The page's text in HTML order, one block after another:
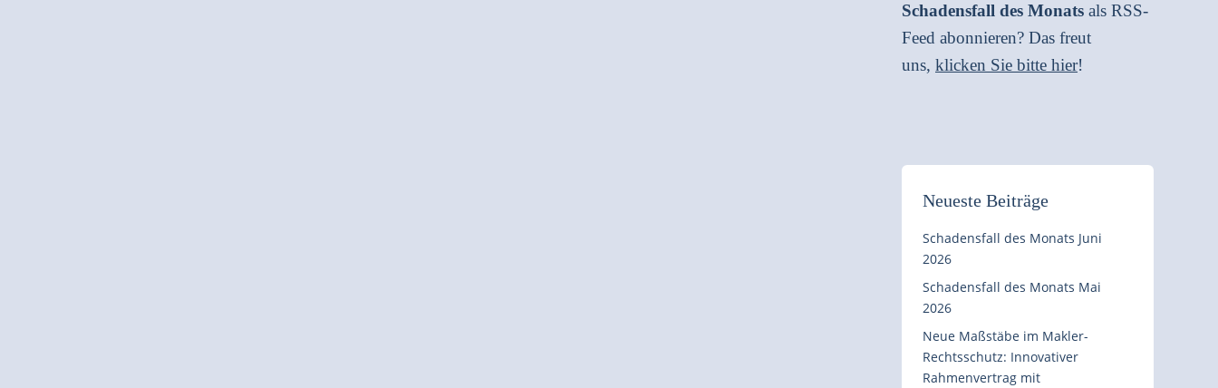
Schadensfall des Monats als RSS-
Feed abonnieren? Das freut
uns, klicken Sie bitte hier!
Neueste Beiträge
Schadensfall des Monats Juni
2026
Schadensfall des Monats Mai
2026
Neue Maßstäbe im Makler-
Rechtsschutz: Innovativer
Rahmenvertrag mit